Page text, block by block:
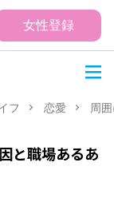
女性登録
フ 恋愛 周
と職場あるあ